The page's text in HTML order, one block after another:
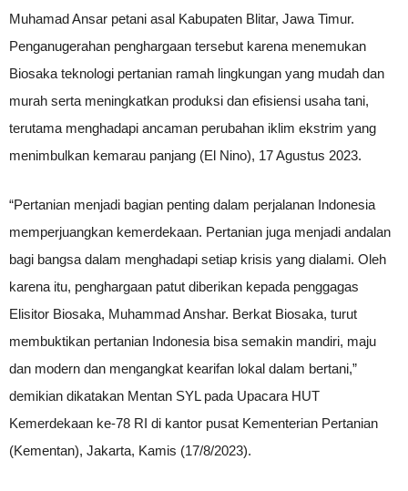
Muhamad Ansar petani asal Kabupaten Blitar, Jawa Timur.
Penganugerahan penghargaan tersebut karena menemukan
Biosaka teknologi pertanian ramah lingkungan yang mudah dan
murah serta meningkatkan produksi dan efisiensi usaha tani,
terutama menghadapi ancaman perubahan iklim ekstrim yang
menimbulkan kemarau panjang (El Nino), 17 Agustus 2023.
“Pertanian menjadi bagian penting dalam perjalanan Indonesia
memperjuangkan kemerdekaan. Pertanian juga menjadi andalan
bagi bangsa dalam menghadapi setiap krisis yang dialami. Oleh
karena itu, penghargaan patut diberikan kepada penggagas
Elisitor Biosaka, Muhammad Anshar. Berkat Biosaka, turut
membuktikan pertanian Indonesia bisa semakin mandiri, maju
dan modern dan mengangkat kearifan lokal dalam bertani,”
demikian dikatakan Mentan SYL pada Upacara HUT
Kemerdekaan ke-78 RI di kantor pusat Kementerian Pertanian
(Kementan), Jakarta, Kamis (17/8/2023).